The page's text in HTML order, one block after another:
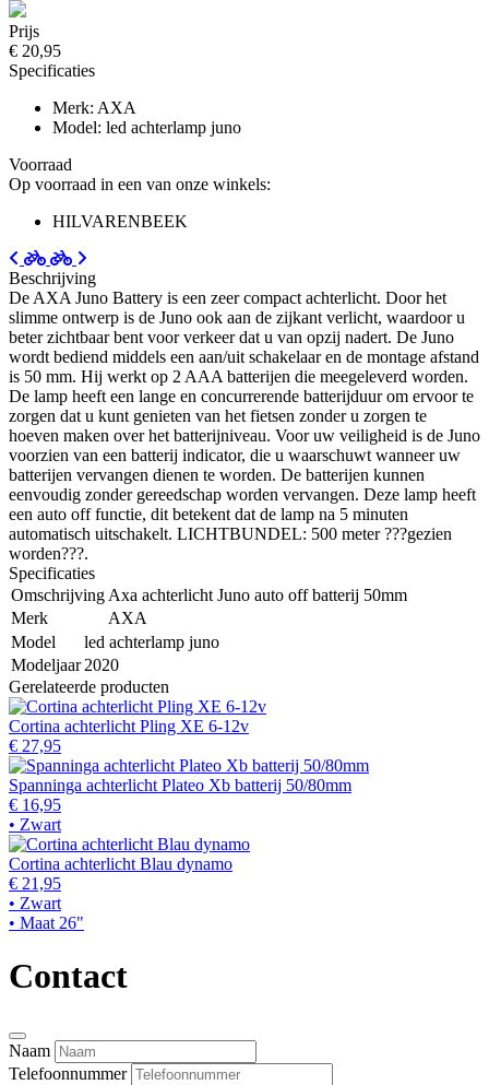
Prijs
€ 20,95
Specificaties
Merk: AXA
Model: led achterlamp juno
Voorraad
Op voorraad in een van onze winkels:
HILVARENBEEK
Beschrijving
De AXA Juno Battery is een zeer compact achterlicht. Door het
slimme ontwerp is de Juno ook aan de zijkant verlicht, waardoor u
beter zichtbaar bent voor verkeer dat u van opzij nadert. De Juno
wordt bediend middels een aan/uit schakelaar en de montage afstand
is 50 mm. Hij werkt op 2 AAA batterijen die meegeleverd worden.
De lamp heeft een lange en concurrerende batterijduur om ervoor te
zorgen dat u kunt genieten van het fietsen zonder u zorgen te
hoeven maken over het batterijniveau. Voor uw veiligheid is de Juno
voorzien van een batterij indicator, die u waarschuwt wanneer uw
batterijen vervangen dienen te worden. De batterijen kunnen
eenvoudig zonder gereedschap worden vervangen. Deze lamp heeft
een auto off functie, dit betekent dat de lamp na 5 minuten
automatisch uitschakelt. LICHTBUNDEL: 500 meter ???gezien
worden???.
Specificaties
Omschrijving Axa achterlicht Juno auto off batterij 50mm
Merk
AXA
Model
led achterlamp juno
Modeljaar 2020
Gerelateerde producten
Cortina achterlicht Pling XE 6-12v
€ 27,95
Spanninga achterlicht Plateo Xb batterij 50/80mm
€ 16,95
• Zwart
Cortina achterlicht Blau dynamo
€ 21,95
• Zwart
• Maat 26"
Contact
Naam
Telefoonnummer